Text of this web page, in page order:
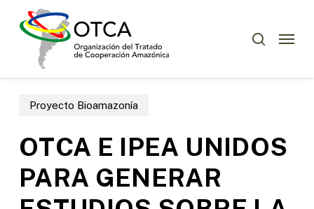
Menu
Proyecto Bioamazonía
OTCA E IPEA UNIDOS
PARA GENERAR